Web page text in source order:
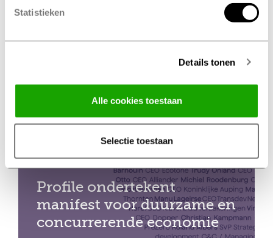
Statistieken
Details tonen
Alle cookies toestaan
Selectie toestaan
Profile ondertekent
manifest voor duurzame en
concurrerende economie